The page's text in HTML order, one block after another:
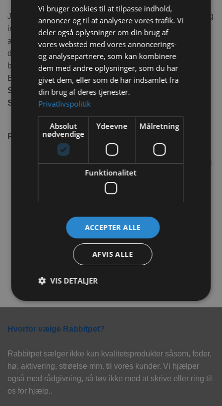
JR Farm Fletbold m. Æblestykker er fremstillet af pileflet og
indeholder lækre stykker af tørret æble som din kanin skal
arbejde for at få ud. Her er beskæftigelse til lang tid og når
din kanin har fået alle sine godbidder ud, kan du selv fylde
bolden igen med nogle af JR Farms mange snacks.
Bolden er lavet af pil, så den er også fuld spiselig
Specifikationer:Vægt: 15g Ø 8cm
Sammensætning:Pileflet 67%, æble 33%
RELATEREDE VARER
JR Farm Tunnel Med
Enghø Ø24x29cm
TILFØJ TIL KURV
JR Farm Back to Instinct
SnøfleBox 29x38x15 cm
Hvorfor vælge Rabbitpet?
Rabbitpet sælger ikke kun kvalitetsprodukter såsom, foder,
hø, aktivering, strøelse mm. til vores kunder. Vi hjælper
også med rådgivning, så tøv ikke med at skrive eller ring til
os for hjælp..
Vi bruger cookies til at tilpasse indhold,
annoncer og til at analysere vores trafik. Vi
deler også oplysninger om din brug af
vores websted med vores annoncerings-
og analysepartnere, som kan kombinere
dem med andre oplysninger, som du har
givet dem, eller som de har indsamlet fra
din brug af deres tjenester.
Privatlivspolitik
Absolut
nødvendige
Ydeevne Målretning
Funktionalitet
ACCEPTER ALLE
AFVIS ALLE
VIS DETALJER